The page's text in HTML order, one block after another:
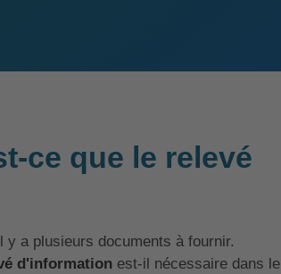
ce que le relevé
a plusieurs documents à fournir.
d'informationest-il nécessaire dans le